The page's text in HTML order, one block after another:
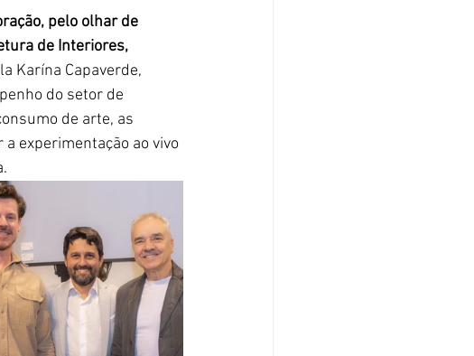
pelo olhar de
de Interiores,
Karína Capaverde,
do setor de
de arte, as
experimentação ao vivo